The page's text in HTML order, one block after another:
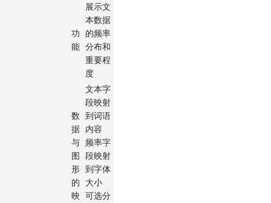
功
能
展示文
本数据
的频率
分布和
重要程
度
数
据
与
图
形
的
映
文本字
段映射
到词语
内容
频率字
段映射
到字体
大小
可选分